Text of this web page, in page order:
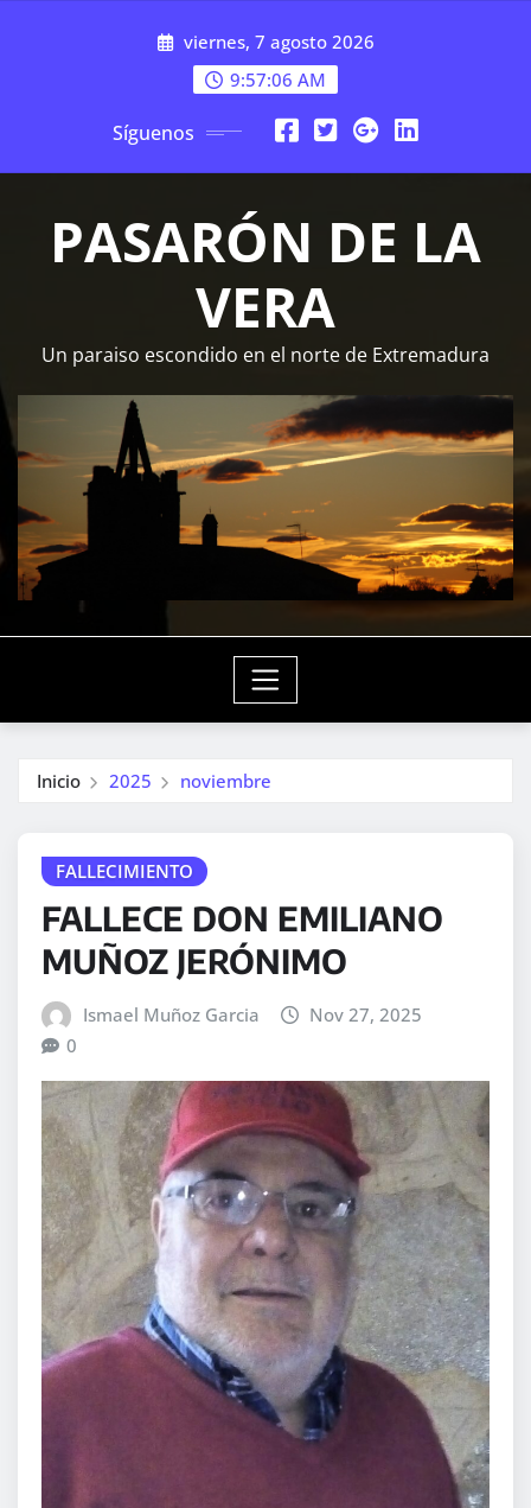
viernes, 7 agosto 2026
9:57:07 AM
Síguenos
PASARÓN DE LA
VERA
Un paraiso escondido en el norte de Extremadura
Inicio 2025 noviembre
FALLECIMIENTO
FALLECE DON EMILIANO
MUÑOZ JERÓNIMO
Ismael Muñoz Garcia
Nov 27, 2025
0